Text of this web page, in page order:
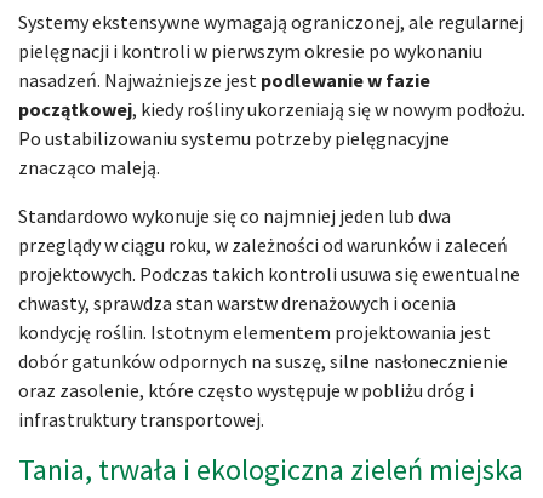
Systemy ekstensywne wymagają ograniczonej, ale regularnej
pielęgnacji i kontroli w pierwszym okresie po wykonaniu
nasadzeń. Najważniejsze jest podlewanie w fazie
początkowej, kiedy rośliny ukorzeniają się w nowym podłożu.
Po ustabilizowaniu systemu potrzeby pielęgnacyjne
znacząco maleją.
Standardowo wykonuje się co najmniej jeden lub dwa
przeglądy w ciągu roku, w zależności od warunków i zaleceń
projektowych. Podczas takich kontroli usuwa się ewentualne
chwasty, sprawdza stan warstw drenażowych i ocenia
kondycję roślin. Istotnym elementem projektowania jest
dobór gatunków odpornych na suszę, silne nasłonecznienie
oraz zasolenie, które często występuje w pobliżu dróg i
infrastruktury transportowej.
Tania, trwała i ekologiczna zieleń miejska